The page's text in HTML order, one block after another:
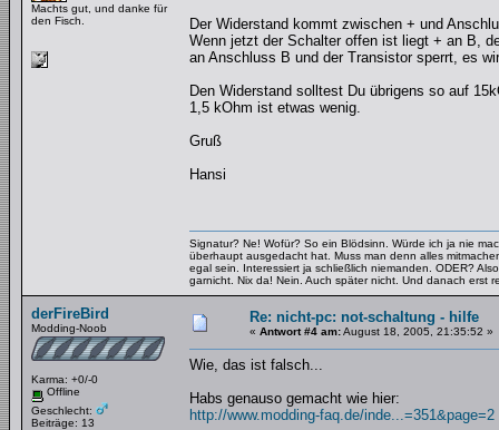
Machts gut, und danke für
den Fisch.
Der Widerstand kommt zwischen + und
Wenn jetzt der Schalter offen ist liegt + an B,
an Anschluss B und der Transistor sperrt, es
Den Widerstand solltest Du übrigens so auf
1,5 kOhm ist etwas wenig.
Gruß
Hansi
Signatur? Ne! Wofür? So ein Blödsinn. Würde ich ja nie
überhaupt ausgedacht hat. Muss man denn alles
egal sein. Interessiert ja schließlich niemanden. ODER?
garnicht. Nix da! Nein. Auch später nicht. Und danach erst
derFireBird
Modding-Noob
Karma: +0/-0
Offline
Geschlecht:
Beiträge: 13
Re: nicht-pc: not-schaltung - hilfe
« Antwort #4 am:August 18, 2005, 21:35:52 »
Wie, das ist falsch...
Habs genauso gemacht wie hier:
http://www.modding-faq.de/inde...=351&page=2